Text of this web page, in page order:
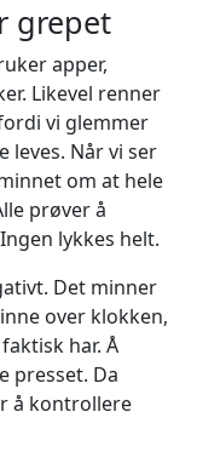
grepet
apper,
Likevel renner
vi glemmer
leves. Når vi ser
om at hele
prøver å
lykkes helt.
Det minner
over klokken,
har. Å
presset. Da
å kontrollere